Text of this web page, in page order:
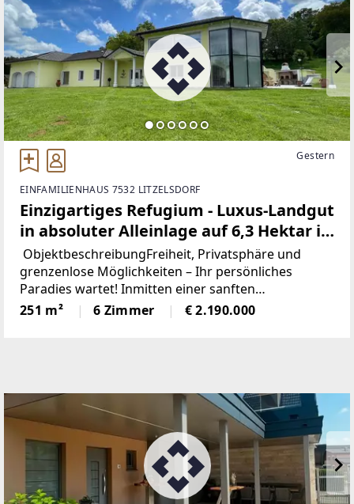
Gestern
EINFAMILIENHAUS 7532 LITZELSDORF
Einzigartiges Refugium - Luxus-Landgut
in absoluter Alleinlage auf 6,3 Hektar in
Litzelsdorf
ObjektbeschreibungFreiheit, Privatsphäre und
grenzenlose Möglichkeiten – Ihr persönliches
Paradies wartet! Inmitten einer sanften
Hügellandschaft, weit weg vom Trubel des Alltags
und doch auf modernstem technologischem
251 m² 6 Zimmer € 2.190.000